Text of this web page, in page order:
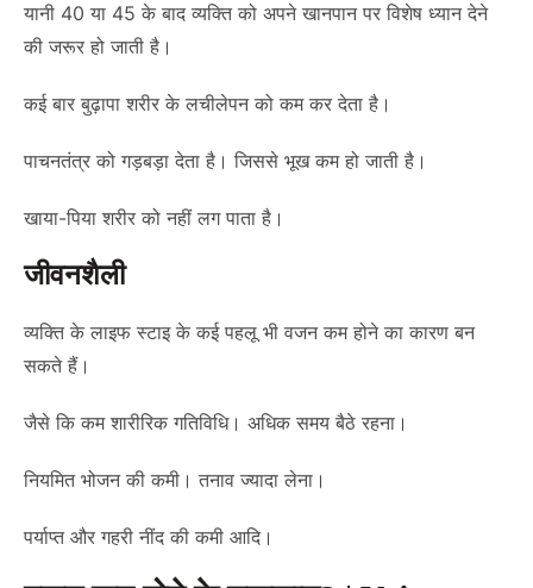
यानी 40 या 45 के बाद व्यक्ति को अपने खानपान पर विशेष ध्यान देने
की जरूर हो जाती है।
कई बार बुढ़ापा शरीर के लचीलेपन को कम कर देता है।
पाचनतंत्र को गड़बड़ा देता है। जिससे भूख कम हो जाती है।
खाया-पिया शरीर को नहीं लग पाता है।
जीवनशैली
व्यक्ति के लाइफ स्टाइ के कई पहलू भी वजन कम होने का कारण बन
सकते हैं।
जैसे कि कम शारीरिक गतिविधि। अधिक समय बैठे रहना।
नियमित भोजन की कमी। तनाव ज्यादा लेना।
पर्याप्त और गहरी नींद की कमी आदि।